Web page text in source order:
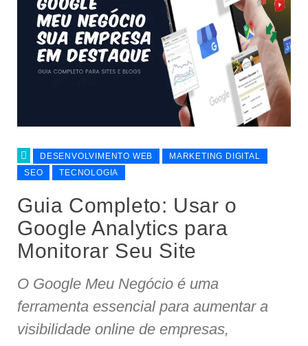
DESENVOLVIMENTO WEB
MARKETING DIGITAL
SEO
TECNOLOGIA
Guia Completo: Usar o
Google Analytics para
Monitorar Seu Site
O Google Meu Negócio é uma
ferramenta essencial para aumentar a
visibilidade online de empresas,